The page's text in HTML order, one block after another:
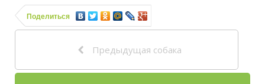
Поделиться
Предыдущая собака